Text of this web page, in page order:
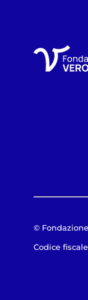
©
Codice